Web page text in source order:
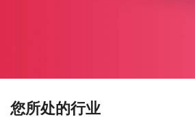
您所处的行业